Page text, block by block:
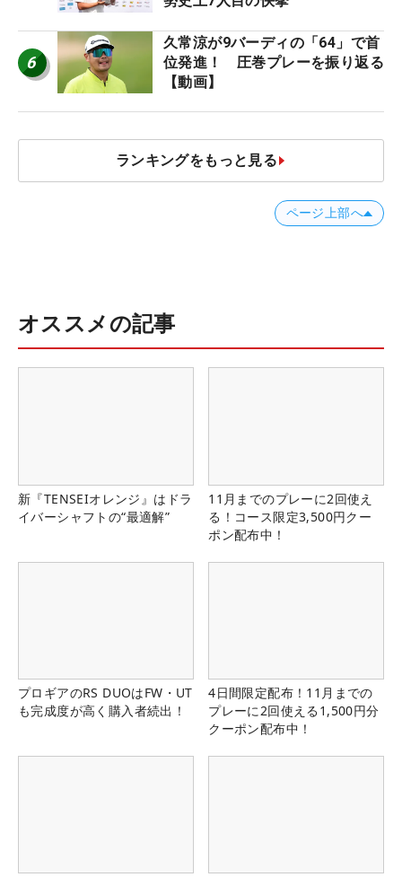
6
久常涼が9バーディの「64」で首
位発進！ 圧巻プレーを振り返る
【動画】
ランキングをもっと見る
ページ上部へ
オススメの記事
新『TENSEIオレンジ』はドラ
イバーシャフトの“最適解”
11月までのプレーに2回使え
る！コース限定3,500円クー
ポン配布中！
プロギアのRS DUOはFW・UT
も完成度が高く購入者続出！
4日間限定配布！11月までの
プレーに2回使える1,500円分
クーポン配布中！